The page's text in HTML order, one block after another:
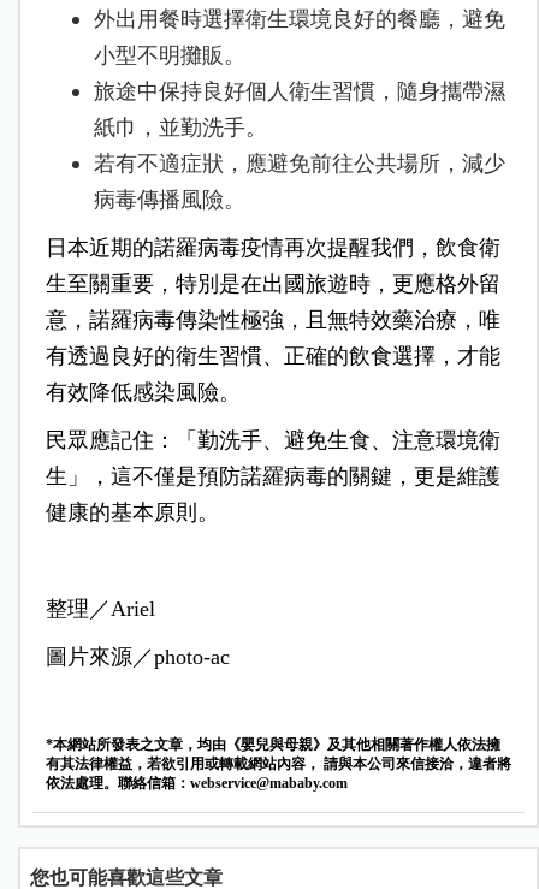
外出用餐時選擇衛生環境良好的餐廳，避免
小型不明攤販。
旅途中保持良好個人衛生習慣，隨身攜帶濕
紙巾，並勤洗手。
若有不適症狀，應避免前往公共場所，減少
病毒傳播風險。
日本近期的諾羅病毒疫情再次提醒我們，飲食衛
生至關重要，特別是在出國旅遊時，更應格外留
意，諾羅病毒傳染性極強，且無特效藥治療，唯
有透過良好的衛生習慣、正確的飲食選擇，才能
有效降低感染風險。
民眾應記住：「勤洗手、避免生食、注意環境衛
生」，這不僅是預防諾羅病毒的關鍵，更是維護
健康的基本原則。
整理／Ariel
圖片來源／photo-ac
*本網站所發表之文章，均由《嬰兒與母親》及其他相關著作權人依法擁
有其法律權益，若欲引用或轉載網站內容， 請與本公司來信接洽，違者將
依法處理。聯絡信箱： webservice@mababy.com
您也可能喜歡這些文章